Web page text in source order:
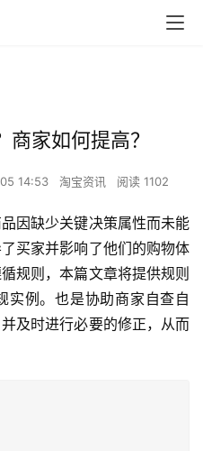
家如何提高？
14:53 淘宝资讯 阅读 1102
因缺少关键决策属性而未能
买家并影响了他们的购物体
规则，本篇文章将提供规则
实例。也是协助商家自查自
及时进行必要的修正，从而